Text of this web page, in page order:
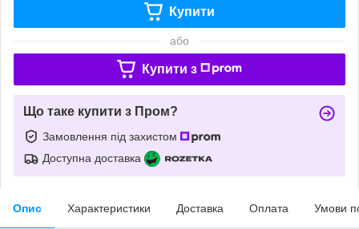
Купити
або
Купити з
Що таке купити з Пром?
Замовлення під захистом
Доступна доставка
Опис Характеристики Доставка Оплата Умови